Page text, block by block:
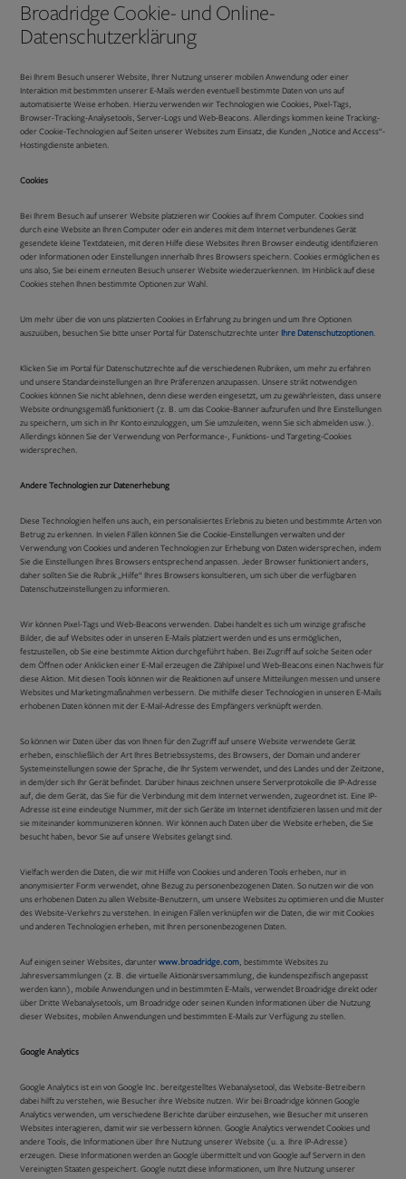
Broadridge Cookie- und Online-
Datenschutzerklärung
Bei Ihrem Besuch unserer Website, Ihrer Nutzung unserer mobilen Anwendung oder einer
Interaktion mit bestimmten unserer E-Mails werden eventuell bestimmte Daten von uns auf
automatisierte Weise erhoben. Hierzu verwenden wir Technologien wie Cookies, Pixel-Tags,
Browser-Tracking-Analysetools, Server-Logs und Web-Beacons. Allerdings kommen keine Tracking-
oder Cookie-Technologien auf Seiten unserer Websites zum Einsatz, die Kunden „Notice and Access“-
Hostingdienste anbieten.
Cookies
Bei Ihrem Besuch auf unserer Website platzieren wir Cookies auf Ihrem Computer. Cookies sind
durch eine Website an Ihren Computer oder ein anderes mit dem Internet verbundenes Gerät
gesendete kleine Textdateien, mit deren Hilfe diese Websites Ihren Browser eindeutig identifizieren
oder Informationen oder Einstellungen innerhalb Ihres Browsers speichern. Cookies ermöglichen es
uns also, Sie bei einem erneuten Besuch unserer Website wiederzuerkennen. Im Hinblick auf diese
Cookies stehen Ihnen bestimmte Optionen zur Wahl.
Um mehr über die von uns platzierten Cookies in Erfahrung zu bringen und um Ihre Optionen
auszuüben, besuchen Sie bitte unser Portal für Datenschutzrechte unterIhre Datenschutzoptionen.
Klicken Sie im Portal für Datenschutzrechte auf die verschiedenen Rubriken, um mehr zu erfahren
und unsere Standardeinstellungen an Ihre Präferenzen anzupassen. Unsere strikt notwendigen
Cookies können Sie nicht ablehnen, denn diese werden eingesetzt, um zu gewährleisten, dass unsere
Website ordnungsgemäß funktioniert (z. B. um das Cookie-Banner aufzurufen und Ihre Einstellungen
zu speichern, um sich in Ihr Konto einzuloggen, um Sie umzuleiten, wenn Sie sich abmelden usw.).
Allerdings können Sie der Verwendung von Performance-, Funktions- und Targeting-Cookies
widersprechen.
Andere Technologien zur Datenerhebung
Diese Technologien helfen uns auch, ein personalisiertes Erlebnis zu bieten und bestimmte Arten von
Betrug zu erkennen. In vielen Fällen können Sie die Cookie-Einstellungen verwalten und der
Verwendung von Cookies und anderen Technologien zur Erhebung von Daten widersprechen, indem
Sie die Einstellungen Ihres Browsers entsprechend anpassen. Jeder Browser funktioniert anders,
daher sollten Sie die Rubrik „Hilfe“ Ihres Browsers konsultieren, um sich über die verfügbaren
Datenschutzeinstellungen zu informieren.
Wir können Pixel-Tags und Web-Beacons verwenden. Dabei handelt es sich um winzige grafische
Bilder, die auf Websites oder in unseren E-Mails platziert werden und es uns ermöglichen,
festzustellen, ob Sie eine bestimmte Aktion durchgeführt haben. Bei Zugriff auf solche Seiten oder
dem Öffnen oder Anklicken einer E-Mail erzeugen die Zählpixel und Web-Beacons einen Nachweis für
diese Aktion. Mit diesen Tools können wir die Reaktionen auf unsere Mitteilungen messen und unsere
Websites und Marketingmaßnahmen verbessern. Die mithilfe dieser Technologien in unseren E-Mails
erhobenen Daten können mit der E-Mail-Adresse des Empfängers verknüpft werden.
So können wir Daten über das von Ihnen für den Zugriff auf unsere Website verwendete Gerät
erheben, einschließlich der Art Ihres Betriebssystems, des Browsers, der Domain und anderer
Systemeinstellungen sowie der Sprache, die Ihr System verwendet, und des Landes und der Zeitzone,
in dem/der sich Ihr Gerät befindet. Darüber hinaus zeichnen unsere Serverprotokolle die IP-Adresse
auf, die dem Gerät, das Sie für die Verbindung mit dem Internet verwenden, zugeordnet ist. Eine IP-
Adresse ist eine eindeutige Nummer, mit der sich Geräte im Internet identifizieren lassen und mit der
sie miteinander kommunizieren können. Wir können auch Daten über die Website erheben, die Sie
besucht haben, bevor Sie auf unsere Websites gelangt sind.
Vielfach werden die Daten, die wir mit Hilfe von Cookies und anderen Tools erheben, nur in
anonymisierter Form verwendet, ohne Bezug zu personenbezogenen Daten. So nutzen wir die von
uns erhobenen Daten zu allen Website-Benutzern, um unsere Websites zu optimieren und die Muster
des Website-Verkehrs zu verstehen. In einigen Fällen verknüpfen wir die Daten, die wir mit Cookies
und anderen Technologien erheben, mit Ihren personenbezogenen Daten.
Auf einigen seiner Websites, darunterwww.broadridge.com, bestimmte Websites zu
Jahresversammlungen (z. B. die virtuelle Aktionärsversammlung, die kundenspezifisch angepasst
werden kann), mobile Anwendungen und in bestimmten E-Mails, verwendet Broadridge direkt oder
über Dritte Webanalysetools, um Broadridge oder seinen Kunden Informationen über die Nutzung
dieser Websites, mobilen Anwendungen und bestimmten E-Mails zur Verfügung zu stellen.
Google Analytics
Google Analytics ist ein von Google Inc. bereitgestelltes Webanalysetool, das Website-Betreibern
dabei hilft zu verstehen, wie Besucher ihre Website nutzen. Wir bei Broadridge können Google
Analytics verwenden, um verschiedene Berichte darüber einzusehen, wie Besucher mit unseren
Websites interagieren, damit wir sie verbessern können. Google Analytics verwendet Cookies und
andere Tools, die Informationen über Ihre Nutzung unserer Website (u. a. Ihre IP-Adresse)
erzeugen. Diese Informationen werden an Google übermittelt und von Google auf Servern in den
Vereinigten Staaten gespeichert. Google nutzt diese Informationen, um Ihre Nutzung unserer